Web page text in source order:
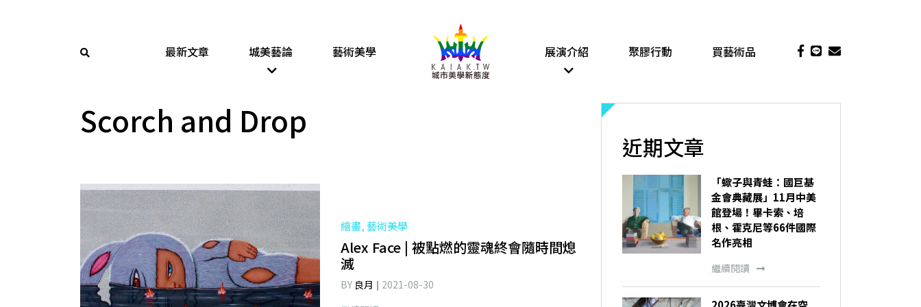
最新文章 城美藝論 藝術美學 展演介紹 聚膠行動 買藝術品
Scorch and Drop
繪畫, 藝術美學
Alex Face | 被點燃的靈魂終會隨時間熄
滅
BY 良月
2021-08-30
近期文章
「蠍子與青蛙：國巨基
金會典藏展」11月中美
館登場！畢卡索、培
根、霍克尼等66件國際
名作亮相
繼續閱讀